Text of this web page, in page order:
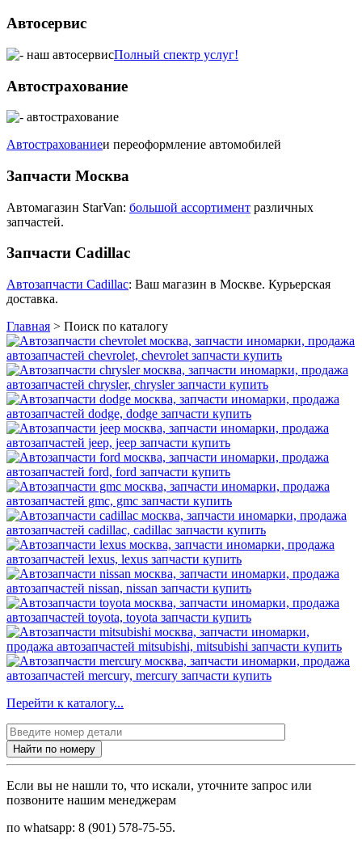
Автосервис
Полный спектр услуг!
Автострахование
Автострахованиеи переоформление автомобилей
Запчасти Москва
Автомагазин StarVan: большой ассортимент различных
запчастей.
Запчасти Cadillac
Автозапчасти Cadillac: Ваш магазин в Москве. Курьерская
доставка.
Главная > Поиск по каталогу
Перейти к каталогу...
Найти по номеру
Если вы не нашли то, что искали, уточните запрос или
позвоните нашим менеджерам
по whatsapp: 8 (901) 578-75-55.